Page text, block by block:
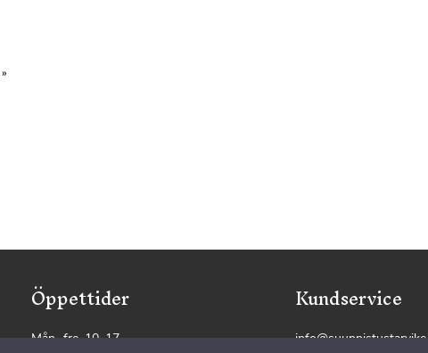
‪»
Öppettider
Mån.–fre. 10–17
Kundservice